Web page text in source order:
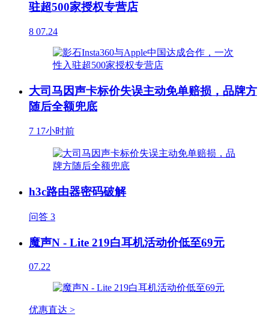
驻超500家授权专营店
8 07.24
大司马因声卡标价失误主动免单赔损，品牌方
随后全额兜底
7 17小时前
h3c路由器密码破解
问答 3
魔声N - Lite 219白耳机活动价低至69元
07.22
优惠直达 >